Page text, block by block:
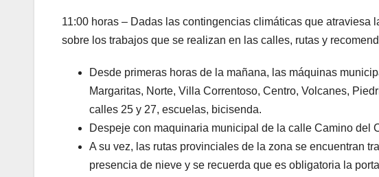
11:00 horas – Dadas las contingencias climáticas que atraviesa
sobre los trabajos que se realizan en las calles, rutas y
Desde primeras horas de la mañana, las máquinas
Margaritas, Norte, Villa Correntoso, Centro, Volcanes,
calles 25 y 27, escuelas, bicisenda.
Despeje con maquinaria municipal de la calle Camino del
A su vez, las rutas provinciales de la zona se encuentran
presencia de nieve y se recuerda que es obligatoria la